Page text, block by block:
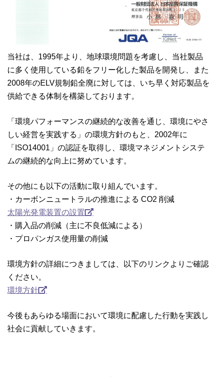
当社は、1995年より、地球環境問題を考慮し、当社製品
に多く使用している鉛をフリー化した製品を開発し、また
2008年のELV規制鉛全廃に対しては、いち早く対応製品を
供給できる体制を構築しております。
「環境パフォーマンスの継続的な改善を通じ、環境にやさ
しい経営を実践する」の環境方針のもと、2002年に
「ISO14001」の認証を取得し、環境マネジメントシステ
ムの継続的な向上に努めています。
その他にも以下の活動に取り組んでいます。
・カーボンニュートラルの推進による CO2 削減
太陽光発電装置の設置
・購入品の削減（主に不良低減による）
・プロパンガス使用量の削減
環境方針の詳細につきましては、以下のリンクよりご確認
ください。
環境方針
今後もあらゆる場面において環境に配慮した行動を実践し
社会に貢献していきます。